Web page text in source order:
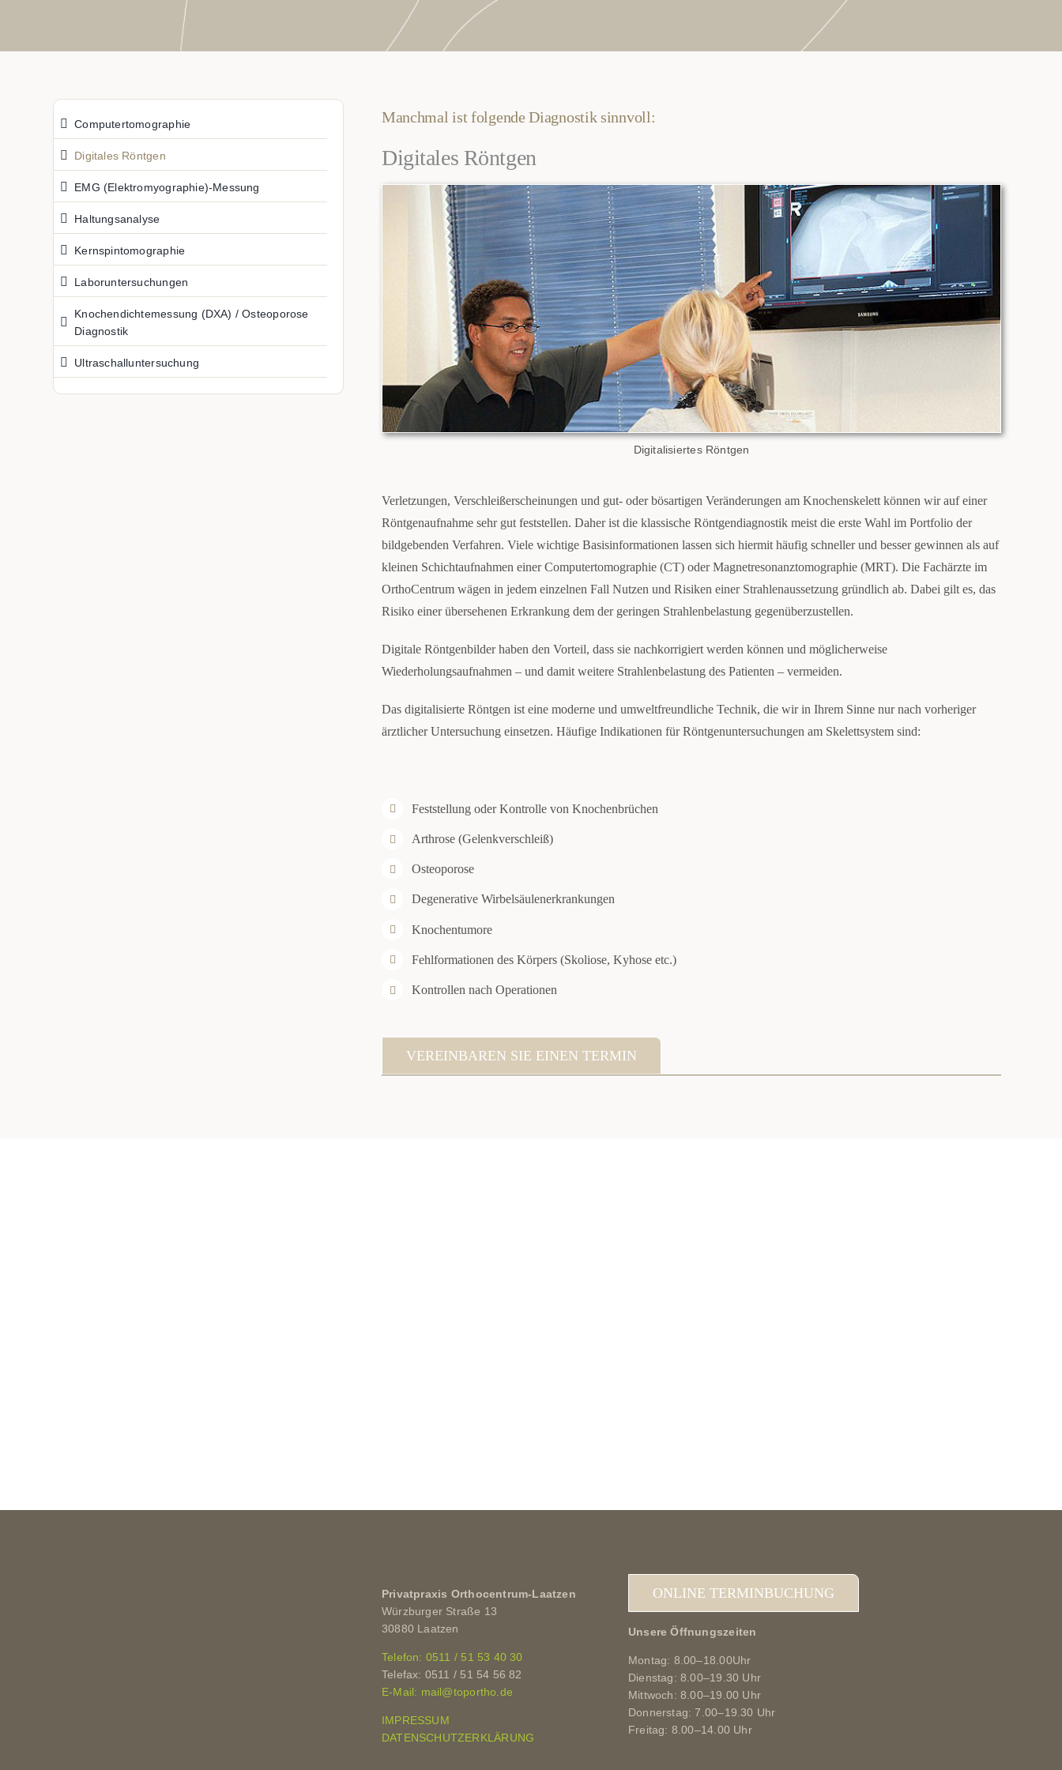
Computertomographie
Digitales Röntgen
EMG (Elektromyographie)-Messung
Haltungsanalyse
Kernspintomographie
Laboruntersuchungen
Knochendichtemessung (DXA) / Osteoporose
Diagnostik
Ultraschalluntersuchung
Manchmal ist folgende Diagnostik sinnvoll:
Digitales Röntgen
Digitalisiertes Röntgen
Verletzungen, Verschleißerscheinungen und gut- oder bösartigen Veränderungen am Knochenskelett können wir auf einer
Röntgenaufnahme sehr gut feststellen. Daher ist die klassische Röntgendiagnostik meist die erste Wahl im Portfolio der
bildgebenden Verfahren. Viele wichtige Basisinformationen lassen sich hiermit häufig schneller und besser gewinnen als auf
kleinen Schichtaufnahmen einer Computertomographie (CT) oder Magnetresonanztomographie (MRT). Die Fachärzte im
OrthoCentrum wägen in jedem einzelnen Fall Nutzen und Risiken einer Strahlenaussetzung gründlich ab. Dabei gilt es, das
Risiko einer übersehenen Erkrankung dem der geringen Strahlenbelastung gegenüberzustellen.
Digitale Röntgenbilder haben den Vorteil, dass sie nachkorrigiert werden können und möglicherweise
Wiederholungsaufnahmen – und damit weitere Strahlenbelastung des Patienten – vermeiden.
Das digitalisierte Röntgen ist eine moderne und umweltfreundliche Technik, die wir in Ihrem Sinne nur nach vorheriger
ärztlicher Untersuchung einsetzen. Häufige Indikationen für Röntgenuntersuchungen am Skelettsystem sind:
Feststellung oder Kontrolle von Knochenbrüchen
Arthrose (Gelenkverschleiß)
Osteoporose
Degenerative Wirbelsäulenerkrankungen
Knochentumore
Fehlformationen des Körpers (Skoliose, Kyhose etc.)
Kontrollen nach Operationen
VEREINBAREN SIE EINEN TERMIN
Privatpraxis Orthocentrum-Laatzen
Würzburger Straße 13
30880 Laatzen
Telefon: 0511 / 51 53 40 30
Telefax: 0511 / 51 54 56 82
E-Mail: mail@toportho.de
IMPRESSUM
DATENSCHUTZERKLÄRUNG
ONLINE TERMINBUCHUNG
Unsere Öffnungszeiten
Montag: 8.00–18.00Uhr
Dienstag: 8.00–19.30 Uhr
Mittwoch: 8.00–19.00 Uhr
Donnerstag: 7.00–19.30 Uhr
Freitag: 8.00–14.00 Uhr